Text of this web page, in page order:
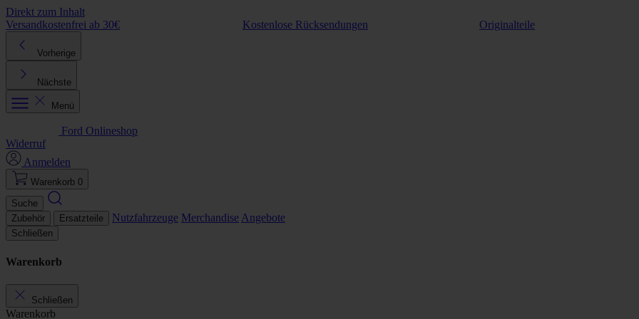
Direkt zum Inhalt
Versandkostenfrei ab 30€
Kostenlose Rücksendungen Originalteile
Vorherige
Nächste
Menü
Ford Onlineshop
Widerruf
Anmelden
Warenkorb 0
Suche
Zubehör
Ersatzteile Nutzfahrzeuge Merchandise Angebote
Schließen
Warenkorb
Schließen
Warenkorb